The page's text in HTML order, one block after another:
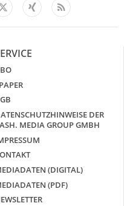
X
Xing Feed
DER
MEDIA GROUP GMBH
(DIGITAL)
(PDF)